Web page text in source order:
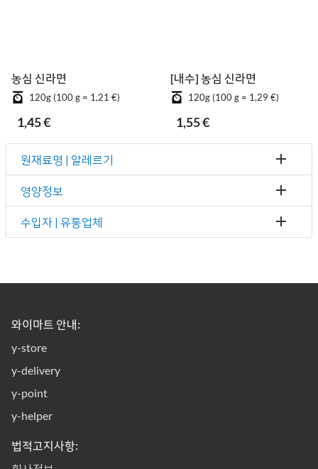
농심 신라면
120g (100 g = 1,21 €)
1,45 €
[내수] 농심 신라면
120g (100 g = 1,29 €)
1,55 €
원재료명 | 알레르기
영양정보
수입자 | 유통업체
와이마트 안내:
y-store
y-delivery
y-point
y-helper
법적고지사항: